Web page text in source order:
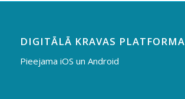
DIGITĀLĀ KRAVAS PLATFORMA
Pieejama iOS un Android